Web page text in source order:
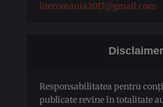
literomania2017@gmail.com
Disclaimer
Responsabilitatea pentru
publicate revine în totalitate